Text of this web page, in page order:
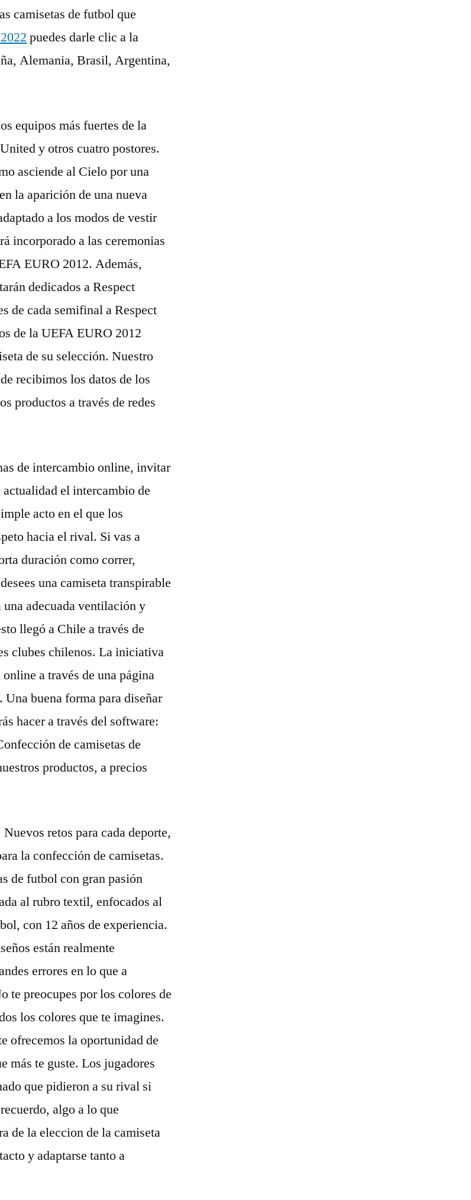
camisetas de futbol que
puedes darle clic a la
Alemania, Brasil, Argentina,
equipos más fuertes de la
y otros cuatro postores.
asciende al Cielo por una
la aparición de una nueva
a los modos de vestir
incorporado a las ceremonias
EURO 2012. Además,
dedicados a Respect
de cada semifinal a Respect
de la UEFA EURO 2012
de su selección. Nuestro
recibimos los datos de los
productos a través de redes
de intercambio online, invitar
el intercambio de
acto en el que los
hacia el rival. Si vas a
duración como correr,
una camiseta transpirable
adecuada ventilación y
llegó a Chile a través de
clubes chilenos. La iniciativa
a través de una página
buena forma para diseñar
hacer a través del software:
de camisetas de
productos, a precios
retos para cada deporte,
la confección de camisetas.
de futbol con gran pasión
al rubro textil, enfocados al
con 12 años de experiencia.
están realmente
errores en lo que a
te preocupes por los colores de
los colores que te imagines.
ofrecemos la oportunidad de
más te guste. Los jugadores
que pidieron a su rival si
algo a lo que
de la eleccion de la camiseta
y adaptarse tanto a